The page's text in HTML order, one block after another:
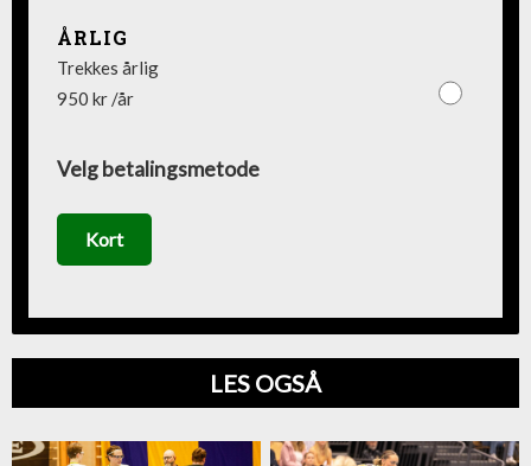
ÅRLIG
Trekkes årlig
950 kr /år
Velg betalingsmetode
Kort
LES OGSÅ